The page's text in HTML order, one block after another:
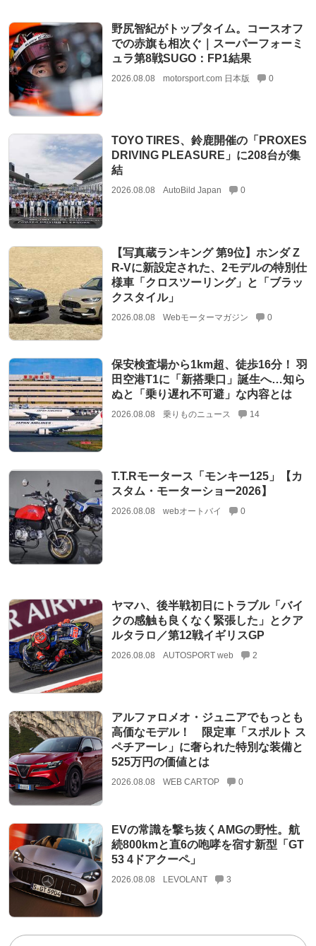
野尻智紀がトップタイム。コースオフ
での赤旗も相次ぐ｜スーパーフォーミ
ュラ第8戦SUGO：FP1結果
2026.08.08 motorsport.com 日本版 0
TOYO TIRES、鈴鹿開催の「PROXES
DRIVING PLEASURE」に208台が集
結
2026.08.08 AutoBild Japan 0
【写真蔵ランキング 第9位】ホンダ Z
R-Vに新設定された、2モデルの特別仕
様車「クロスツーリング」と「ブラッ
クスタイル」
2026.08.08 Webモーターマガジン 0
保安検査場から1km超、徒歩16分！ 羽
田空港T1に「新搭乗口」誕生へ…知ら
ぬと「乗り遅れ不可避」な内容とは
2026.08.08 乗りものニュース 14
T.T.Rモータース「モンキー125」【カ
スタム・モーターショー2026】
2026.08.08 webオートバイ 0
ヤマハ、後半戦初日にトラブル「バイ
クの感触も良くなく緊張した」とクア
ルタラロ／第12戦イギリスGP
2026.08.08 AUTOSPORT web 2
アルファロメオ・ジュニアでもっとも
高価なモデル！ 限定車「スポルト ス
ペチアーレ」に奢られた特別な装備と
525万円の価値とは
2026.08.08 WEB CARTOP 0
EVの常識を撃ち抜くAMGの野性。航
続800kmと直6の咆哮を宿す新型「GT
53 4ドアクーペ」
2026.08.08 LEVOLANT 3